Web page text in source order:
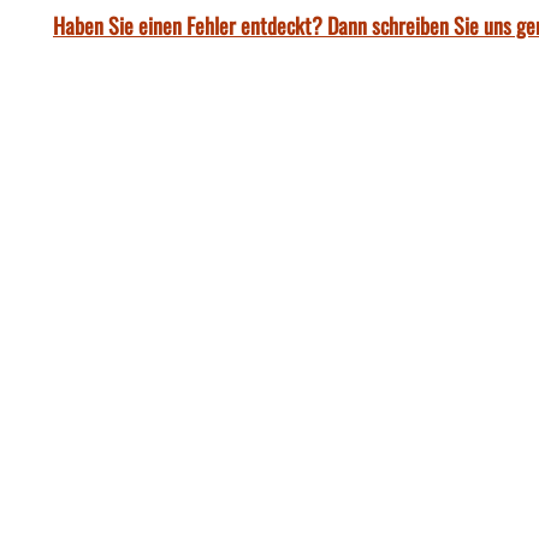
Haben Sie einen Fehler entdeckt? Dann schreiben Sie uns